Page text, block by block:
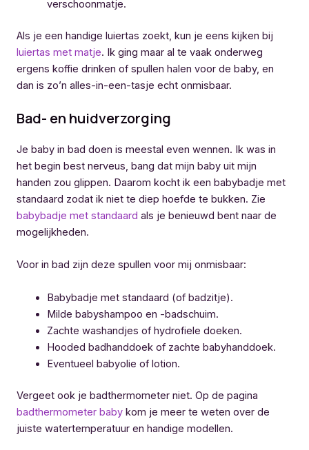
verschoonmatje.
Als je een handige luiertas zoekt, kun je eens kijken bij
luiertas met matje. Ik ging maar al te vaak onderweg
ergens koffie drinken of spullen halen voor de baby, en
dan is zo’n alles-in-een-tasje echt onmisbaar.
Bad- en huidverzorging
Je baby in bad doen is meestal even wennen. Ik was in
het begin best nerveus, bang dat mijn baby uit mijn
handen zou glippen. Daarom kocht ik een babybadje met
standaard zodat ik niet te diep hoefde te bukken. Zie
babybadje met standaard als je benieuwd bent naar de
mogelijkheden.
Voor in bad zijn deze spullen voor mij onmisbaar:
Babybadje met standaard (of badzitje).
Milde babyshampoo en -badschuim.
Zachte washandjes of hydrofiele doeken.
Hooded badhanddoek of zachte babyhanddoek.
Eventueel babyolie of lotion.
Vergeet ook je badthermometer niet. Op de pagina
badthermometer baby kom je meer te weten over de
juiste watertemperatuur en handige modellen.